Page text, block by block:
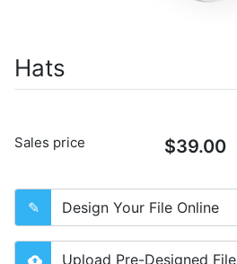
Hats
Sales price $39.00
Design Your File Online
Upload Pre-Designed File